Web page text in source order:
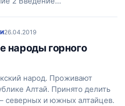
26.04.2019
народы горного
народ. Проживают
Алтай. Принято делить
северных и южных алтайцев.